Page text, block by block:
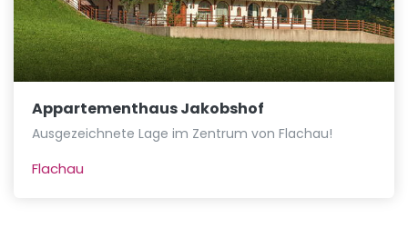
Appartementhaus Jakobshof
Ausgezeichnete Lage im Zentrum von Flachau!
Flachau